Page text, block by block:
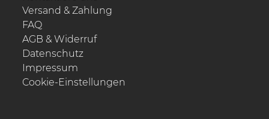
Versand & Zahlung
FAQ
AGB & Widerruf
Datenschutz
Impressum
Cookie-Einstellungen